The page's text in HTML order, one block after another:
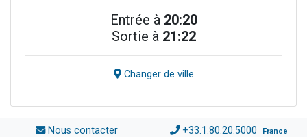
Entrée à 20:20
Sortie à 21:22
Changer de ville
Nous contacter +33.1.80.20.5000 France